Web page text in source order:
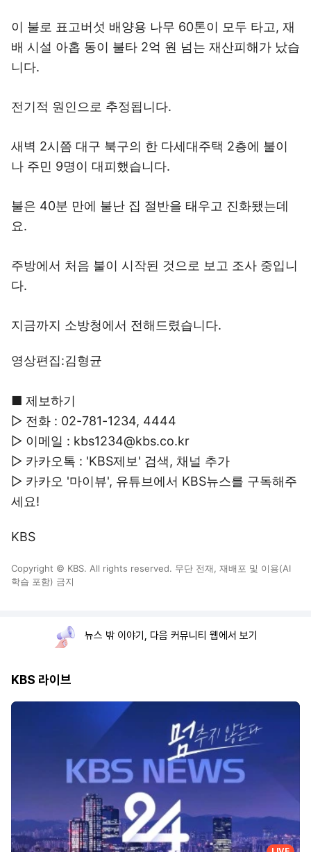
이 불로 표고버섯 배양용 나무 60톤이 모두 타고, 재
배 시설 아홉 동이 불타 2억 원 넘는 재산피해가 났습
니다.
전기적 원인으로 추정됩니다.
새벽 2시쯤 대구 북구의 한 다세대주택 2층에 불이
나 주민 9명이 대피했습니다.
불은 40분 만에 불난 집 절반을 태우고 진화됐는데
요.
주방에서 처음 불이 시작된 것으로 보고 조사 중입니
다.
지금까지 소방청에서 전해드렸습니다.
영상편집:김형균
■ 제보하기
▷ 전화 : 02-781-1234, 4444
▷ 이메일 : kbs1234@kbs.co.kr
▷ 카카오톡 : 'KBS제보' 검색, 채널 추가
▷ 카카오 '마이뷰', 유튜브에서 KBS뉴스를 구독해주
세요!
KBS
Copyright © KBS. All rights reserved. 무단 전재, 재배포 및 이용(AI
학습 포함) 금지
뉴스 밖 이야기, 다음 커뮤니티 웹에서 보기
KBS 라이브